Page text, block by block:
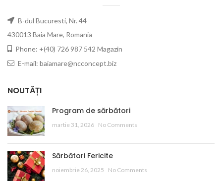
B-dul Bucuresti, Nr. 44
430013 Baia Mare, Romania
Phone: +(40) 726 987 542 Magazin
E-mail: baiamare@ncconcept.biz
NOUTĂȚI
Program de sărbători
martie 31, 2026 No Comments
Sărbători Fericite
noiembrie 26, 2025 No Comments